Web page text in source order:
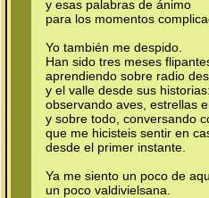
y esas palabras de ánimo
para los momentos
Yo también me despido.
Han sido tres meses
aprendiendo sobre radio
y el valle desde sus
observando aves, estrellas
y sobre todo, conversando
que me hicisteis sentir en
desde el primer instante.
Ya me siento un poco de
un poco valdivielsana.